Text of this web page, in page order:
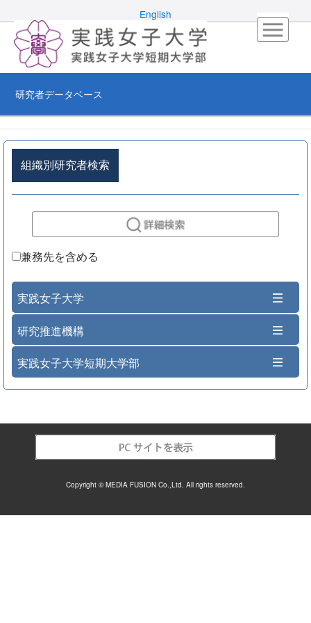
English
研究者データベース
組織別研究者検索
兼務先を含める
実践女子大学
研究推進機構
実践女子大学短期大学部
Copyright © MEDIA FUSION Co.,Ltd. All rights reserved.